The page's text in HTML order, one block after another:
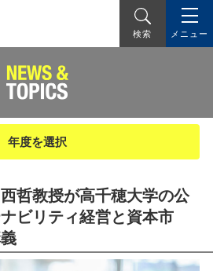
検索 メニュー
年度を選択
哲教授が高千穂大学の公
ビリティ経営と資本市